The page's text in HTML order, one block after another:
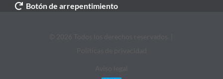
Botón de arrepentimiento